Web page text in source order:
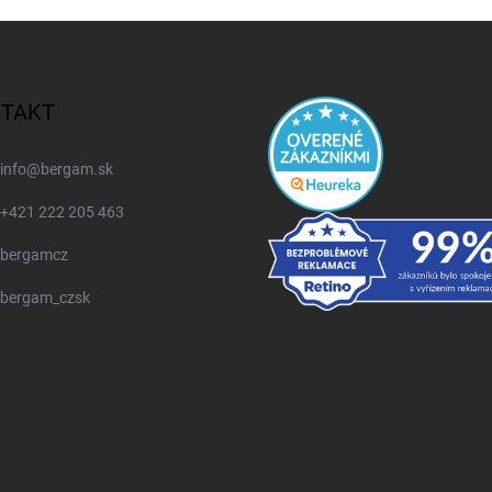
info@bergam.sk
+421 222 205 463
bergamcz
bergam_czsk